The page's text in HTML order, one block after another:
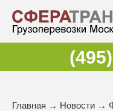
Главная → Новости →